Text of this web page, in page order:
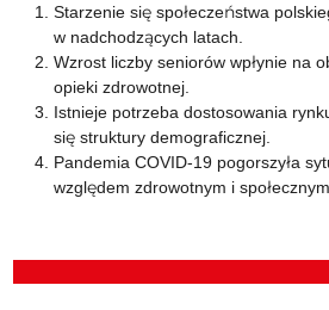
Starzenie się społeczeństwa
w nadchodzących latach.
Wzrost liczby seniorów wpłynie na
opieki zdrowotnej.
Istnieje potrzeba dostosowania
się struktury demograficznej.
Pandemia COVID-19 pogorszyła
względem zdrowotnym i